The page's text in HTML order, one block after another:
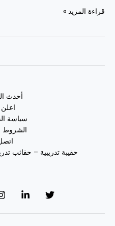
قراءة المزيد »
أحدث
اعلن
سياسة
الشروط
حقيبة تدريبية – حقائب